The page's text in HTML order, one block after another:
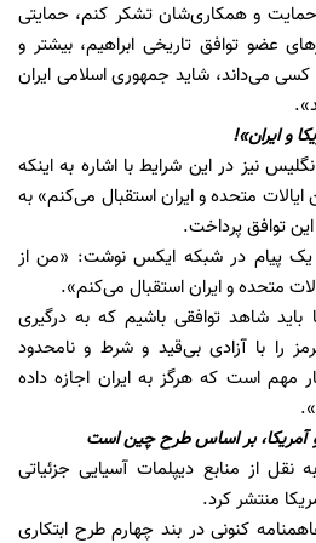
حمایت و همکاری‌شان تشکر کنم، حمایتی
عضو توافق تاریخی ابراهیم، ​بیشتر و
می‌داند، شاید جمهوری اسلامی ایران
و ایران»!
نیز در این شرایط با اشاره به اینکه
متحده و ایران استقبال می‌کنم» به
توافق پرداخت.
یک پیام در شبکه ایکس نوشت: «من از
متحده و ایران استقبال می‌کنم».
باید شاهد توافقی باشیم که به درگیری
را با آزادی بی‌قید و شرط و نامحدود
مهم است که هرگز به ایران اجازه داده
و آمریکا، بر اساس طرح چین است
نقل از منابع دیپلمات آسیایی جزئیاتی
منتشر کرد.
کنونی در بند چهارم طرح ابتکاری